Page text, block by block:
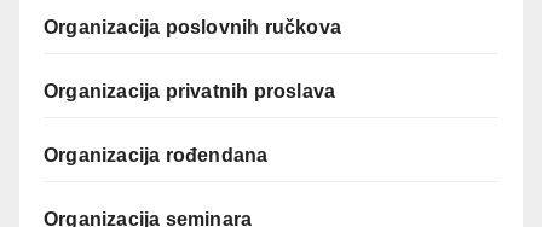
Organizacija poslovnih ručkova
Organizacija privatnih proslava
Organizacija rođendana
Organizacija seminara